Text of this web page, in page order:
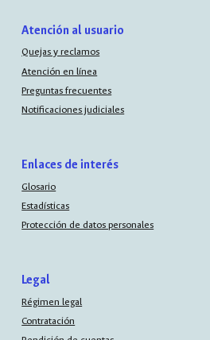
Atención al usuario
Quejas y reclamos
Atención en línea
Preguntas frecuentes
Notificaciones judiciales
Enlaces de interés
Glosario
Estadísticas
Protección de datos personales
Legal
Régimen legal
Contratación